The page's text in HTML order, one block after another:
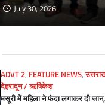
July 30, 2026
ADVT 2, FEATURE NEWS,
देहरादून / ऋषिकेश
मसूरी में महिला ने फंदा लगाकर दी